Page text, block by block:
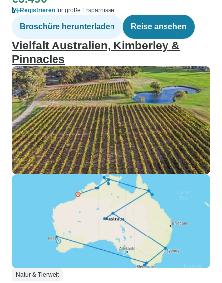
Registrieren für große Ersparnisse
Broschüre herunterladen Reise ansehen
Vielfalt Australien, Kimberley &
Pinnacles
Natur & Tierwelt